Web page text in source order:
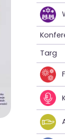
Targ